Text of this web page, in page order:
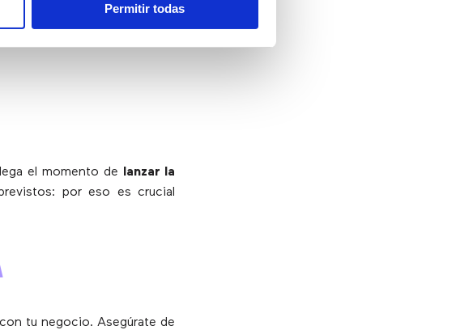
Permitir todas
el momento de
lanzar la
por eso es crucial
tu negocio. Asegúrate de